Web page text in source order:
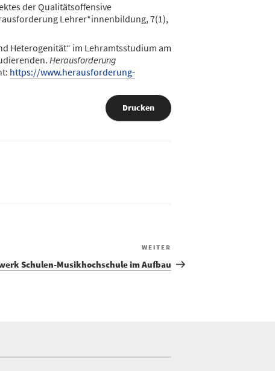
der Qualitätsoffensive
Lehrer*innenbildung, 7(1),
Heterogenität“ im Lehramtsstudium am
Herausforderung
https://www.herausforderung-
Drucken
Beitrag
WEITER
Schulen-Musikhochschule im Aufbau